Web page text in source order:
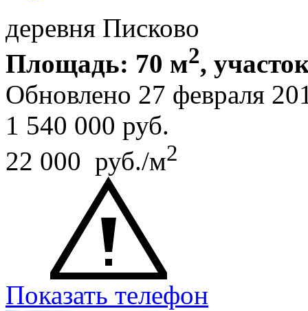
деревня Писково
Площадь: 70 м2,
Обновлено 27 февраля
1 540 000 руб.
22 000 руб./м2
Показать телефон